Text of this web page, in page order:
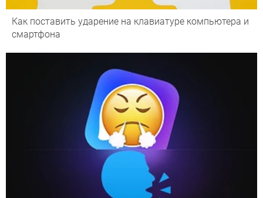
Как поставить ударение на клавиатуре компьютера и
смартфона